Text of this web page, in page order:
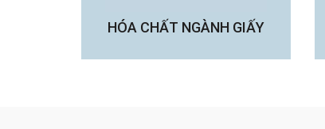
HÓA CHẤT NGÀNH GIẤY